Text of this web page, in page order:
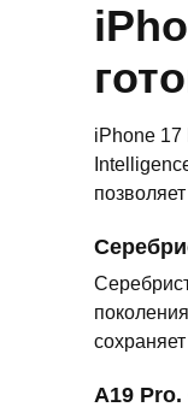
iPhone 17
A19